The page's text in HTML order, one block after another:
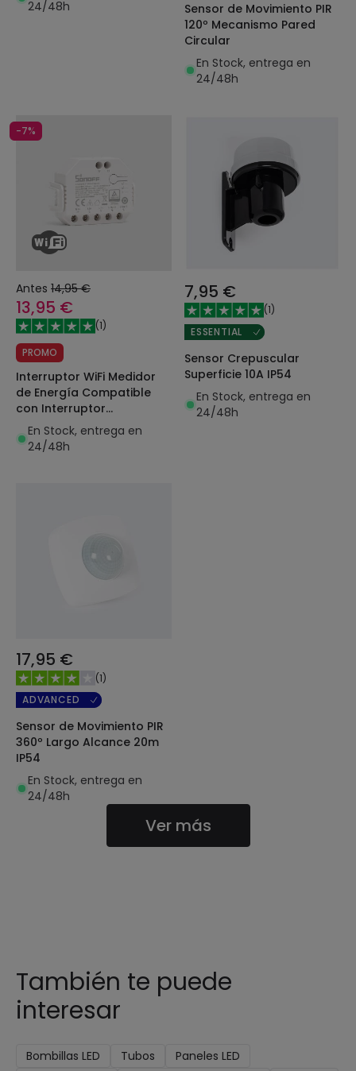
24/48h
Sensor de Movimiento PIR
120º Mecanismo Pared
Circular
En Stock, entrega en
24/48h
-7%
Antes 14,95 €
13,95 €
(1)
PROMO
Interruptor WiFi Medidor
de Energía Compatible
con Interruptor
Convencional SONOFF
Dual R3 15A
En Stock, entrega en
24/48h
7,95 €
(1)
ESSENTIAL
Sensor Crepuscular
Superficie 10A IP54
En Stock, entrega en
24/48h
17,95 €
(1)
ADVANCED
Sensor de Movimiento PIR
360º Largo Alcance 20m
IP54
En Stock, entrega en
24/48h
Ver más
También te puede
interesar
Bombillas LED Tubos
Paneles LED